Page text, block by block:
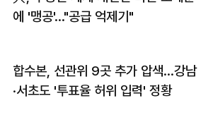
에 '맹공'…"공급 억제기"
합수본, 선관위 9곳 추가 압색…강남
·서초도 '투표율 허위 입력' 정황